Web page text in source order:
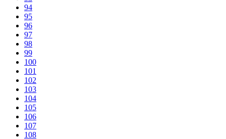
94
95
96
97
98
99
100
101
102
103
104
105
106
107
108